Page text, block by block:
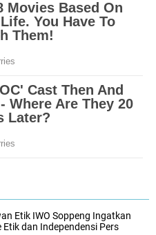
Etik IWO Soppeng Ingatkan
dan Independensi Pers